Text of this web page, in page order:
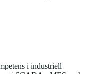
i industriell